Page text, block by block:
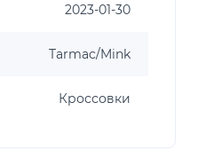
2023-01-30
Tarmac/Mink
Кроссовки